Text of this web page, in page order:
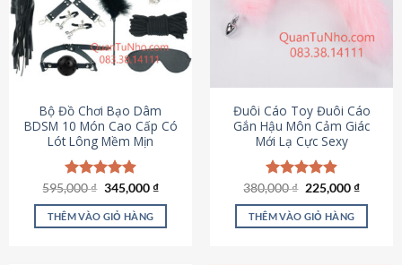
Các
tùy
chọn
có
chọn
trên
trang
sản
phẩm
chọn
chọn
trên
trang
sản
phẩm
Bộ Đồ Chơi Bạo Dâm
BDSM 10 Món Cao Cấp Có
Lót Lông Mềm Mịn
Được xếp
hạng4.88
5 sao
595,000₫ Giá
là:
595,000 ₫.
345,000₫Giá
tại
THÊM VÀO GIỎ HÀNG
Đuôi Cáo Toy Đuôi Cáo
Gắn Hậu Môn Cảm Giác
Mới Lạ Cực Sexy
Được xếp
hạng4.88
5 sao
380,000₫ Giá
là:
380,000 ₫.
225,000₫Giá
tại
THÊM VÀO GIỎ HÀNG